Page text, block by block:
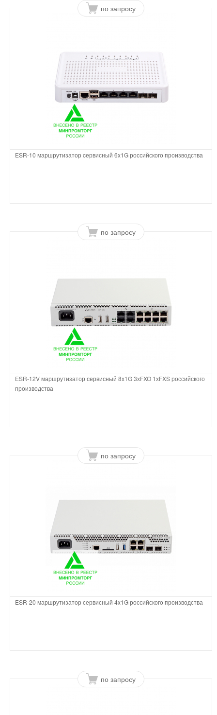
по запросу
ESR-10 маршрутизатор cервисный 6x1G российского производства
по запросу
ESR-12V маршрутизатор сервисный 8x1G 3xFXO 1xFXS российского
производства
по запросу
ESR-20 маршрутизатор сервисный 4x1G российского производства
по запросу